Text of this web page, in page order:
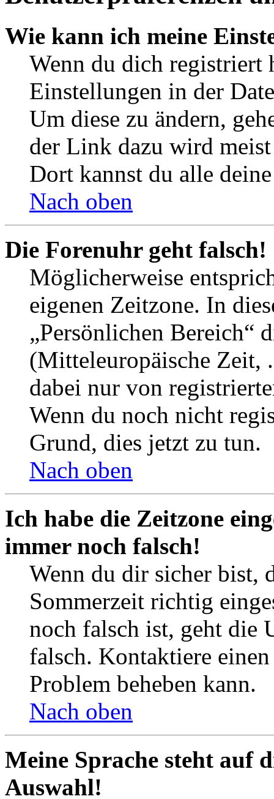
Wie kann ich meine
Wenn du dich registriert
Einstellungen in der
Um diese zu ändern,
der Link dazu wird
Dort kannst du alle
Nach oben
Die Forenuhr geht falsch!
Möglicherweise
eigenen Zeitzone. In
„Persönlichen Bereich“
(Mitteleuropäische Zeit,
dabei nur von
Wenn du noch nicht
Grund, dies jetzt zu tun.
Nach oben
Ich habe die Zeitzone
immer noch falsch!
Wenn du dir sicher bist,
Sommerzeit richtig
noch falsch ist, geht die
falsch. Kontaktiere
Problem beheben kann.
Nach oben
Meine Sprache steht auf
Auswahl!